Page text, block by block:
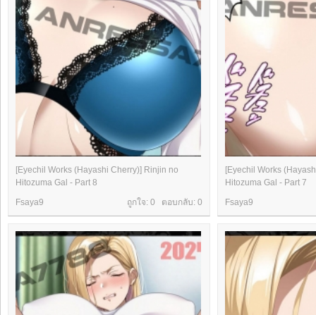
[Eyechil Works (Hayashi Cherry)] Rinjin no
Hitozuma Gal - Part 8
ถูกใจ: 0 ตอบกลับ: 0
Fsaya9
[Eyechil Works
Hitozuma Gal - Part 7
Fsaya9